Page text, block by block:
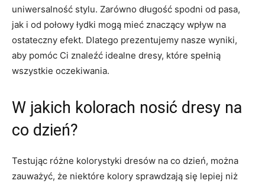
uniwersalność stylu. Zarówno długość spodni od pasa,
jak i od połowy łydki mogą mieć znaczący wpływ na
ostateczny efekt. Dlatego prezentujemy​ nasze wyniki,
aby pomóc Ci ⁤znaleźć idealne dresy, które spełnią
wszystkie oczekiwania.
W ⁢jakich kolorach nosić dresy ​na
co dzień?
Testując różne kolorystyki dresów ‍na co dzień, ‌można
zauważyć, że ⁣niektóre kolory sprawdzają się lepiej niż